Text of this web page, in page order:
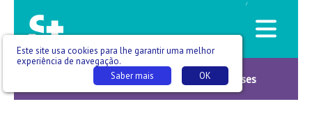
/
Notícias da Saúde -T03 E103 - Catarina Meneses
Este site usa cookies para lhe garantir uma melhor
experiência de navegação.
OK
Saber mais